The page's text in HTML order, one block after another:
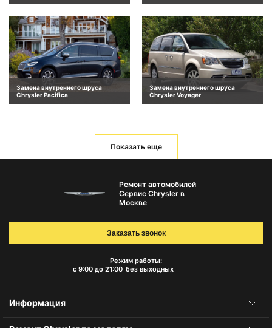
Замена внутреннего шруса
Chrysler Pacifica
Замена внутреннего шруса
Chrysler Voyager
Показать еще
Ремонт автомобилей
Сервис Chrysler в
Москве
Режим работы:
с 9:00 до 21:00 без выходных
Заказать звонок
Информация